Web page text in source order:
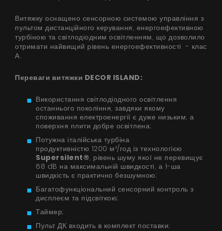
Витяжку оснащено сенсорною системою управління з
пультом дистанційного керування, енергоефективною
турбіною та світлодіодним освітленням, що дозволило
отримати найвищий рівень енергоефективності - клас
А.
Переваги витяжки DECOR ISLAND:
Використання світлодіодного освітлення
останнього покоління, завдяки якому
споживання електроенергії є дуже низьким, а
поверхня плити добре освітлена;
Потужна італійська турбіна
продуктивністю 1200 м³/год із технологією
Supersilent®, рівень шуму якої не перевищує
68 dB на максимальній швидкості, а 1-ша
швидкість є практично безшумною;
Багатофункціональний сенсорний контроль з
дисплеєм та підсвіткою;
Таймер;
Пульт ДК входить в комплект поставки;